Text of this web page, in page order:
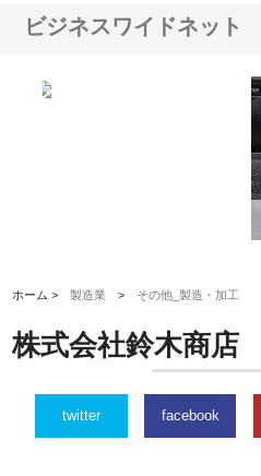
ビジネスワイドネット
ホーム >製造業 > その他_製造・加工
株式会社鈴木商店
twitter facebook